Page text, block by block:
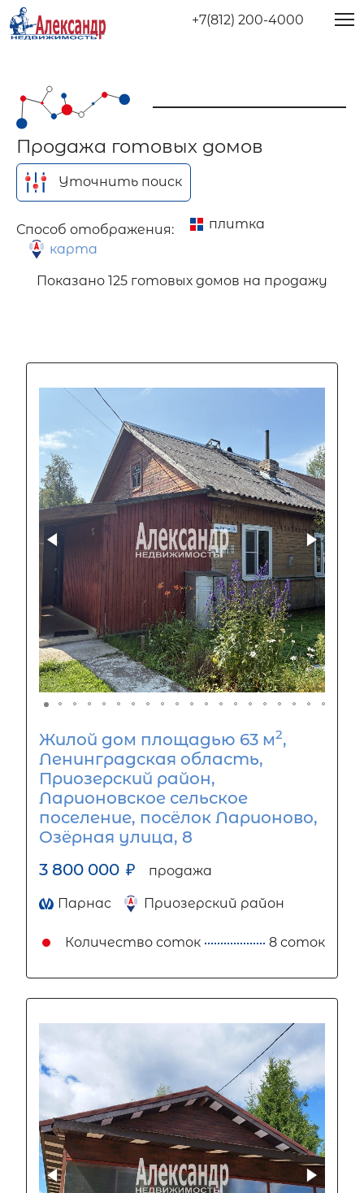
+7(812) 200-4000
Продажа готовых домов
Уточнить поиск
Способ отображения:
плитка
карта
Показано 125 готовых домов на продажу
Жилой дом площадью 63 м2,
Ленинградская область,
Приозерский район,
Ларионовское сельское
поселение, посёлок Ларионово,
Озёрная улица, 8
3 800 000 ₽ продажа
Парнас Приозерский район
Количество соток 8 соток